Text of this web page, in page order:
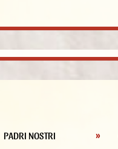
PADRI NOSTRI »